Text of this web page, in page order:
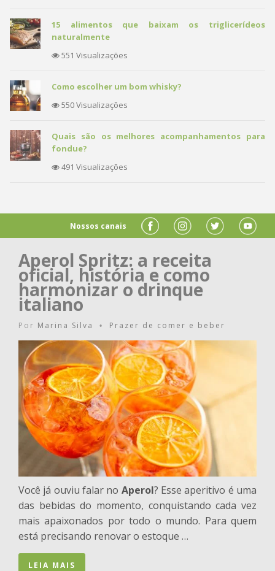
15 alimentos que baixam os triglicerídeos
naturalmente
551 Visualizações
Como escolher um bom whisky?
550 Visualizações
Quais são os melhores acompanhamentos para
fondue?
491 Visualizações
Nossos canais
Aperol Spritz: a receita
oficial, história e como
harmonizar o drinque
italiano
Por Marina Silva • Prazer de comer e beber
Você já ouviu falar no Aperol? Esse aperitivo é uma
das bebidas do momento, conquistando cada vez
mais apaixonados por todo o mundo. Para quem
está precisando renovar o estoque …
LEIA MAIS